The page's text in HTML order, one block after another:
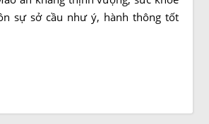
sự sở cầu như ý, hành thông tốt